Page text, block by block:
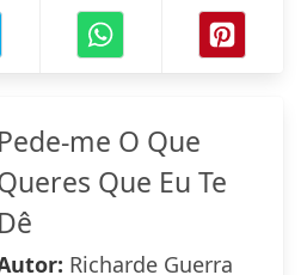
Pede-me O Que
Que Eu Te
Dê
Richarde Guerra